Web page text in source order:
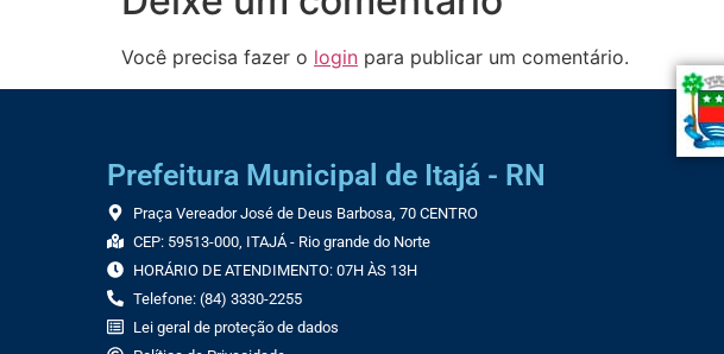
Você precisa fazer o login para publicar um comentário.
Prefeitura Municipal de Itajá - RN
Praça Vereador José de Deus Barbosa, 70 CENTRO
CEP: 59513-000, ITAJÁ - Rio grande do Norte
HORÁRIO DE ATENDIMENTO: 07H ÀS 13H
Telefone: (84) 3330-2255
Lei geral de proteção de dados